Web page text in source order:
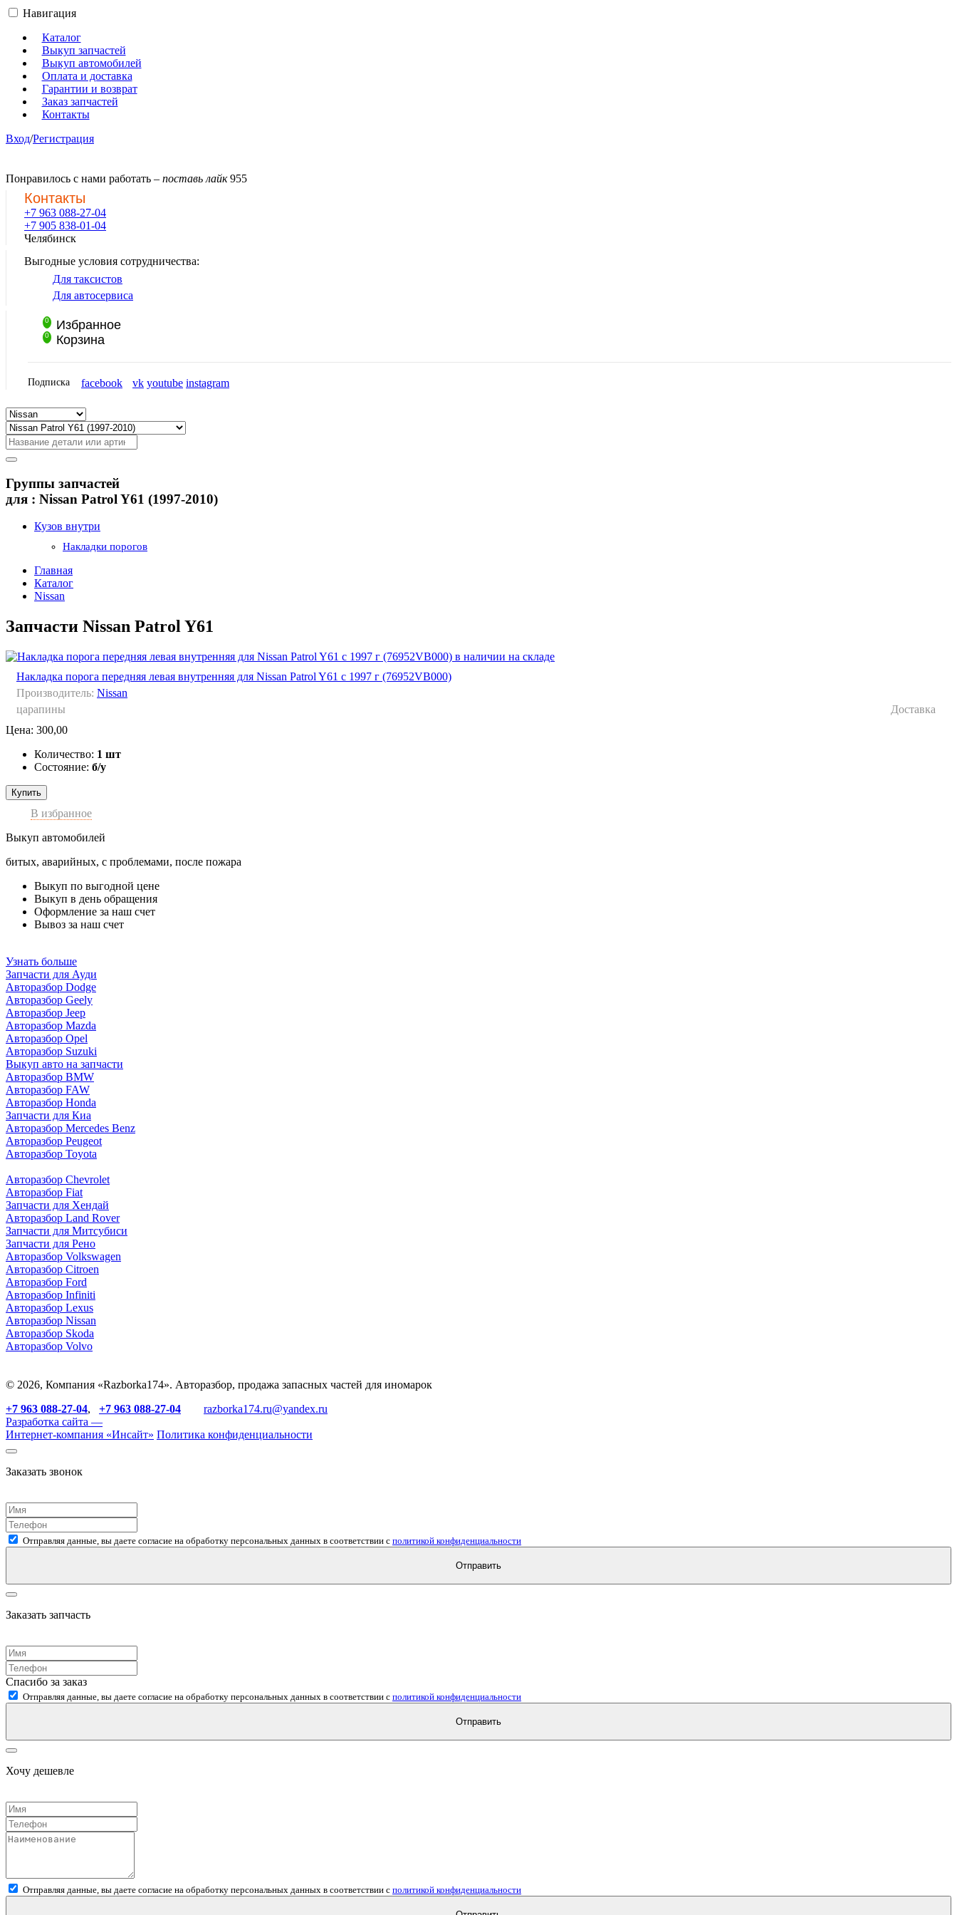
Навигация
Каталог
Выкуп запчастей
Выкуп автомобилей
Оплата и доставка
Гарантии и возврат
Заказ запчастей
Контакты
Вход/Регистрация
Понравилось с нами работать – поставь лайк 955
Контакты
+7 963 088-27-04
+7 905 838-01-04
Челябинск
Выгодные условия сотрудничества:
Для таксистов
Для автосервиса
0 Избранное
0 Корзина
Подписка facebook vk youtube instagram
Группы запчастей
для : Nissan Patrol Y61 (1997-2010)
Кузов внутри
Накладки порогов
Главная
Каталог
Nissan
Запчасти Nissan Patrol Y61
Накладка порога передняя левая внутренняя для Nissan Patrol Y61 с 1997 г (76952VB000)
Производитель: Nissan
царапины
Доставка
Цена: 300,00
Количество: 1 шт
Состояние: б/у
Купить
В избранное
Выкуп автомобилей
битых, аварийных, с проблемами, после пожара
Выкуп по выгодной цене
Выкуп в день обращения
Оформление за наш счет
Вывоз за наш счет
Узнать больше
Запчасти для Ауди
Авторазбор Dodge
Авторазбор Geely
Авторазбор Jeep
Авторазбор Mazda
Авторазбор Opel
Авторазбор Suzuki
Выкуп авто на запчасти
Авторазбор BMW
Авторазбор FAW
Авторазбор Honda
Запчасти для Киа
Авторазбор Mercedes Benz
Авторазбор Peugeot
Авторазбор Toyota
Авторазбор Chevrolet
Авторазбор Fiat
Запчасти для Хендай
Авторазбор Land Rover
Запчасти для Митсубиси
Запчасти для Рено
Авторазбор Volkswagen
Авторазбор Citroen
Авторазбор Ford
Авторазбор Infiniti
Авторазбор Lexus
Авторазбор Nissan
Авторазбор Skoda
Авторазбор Volvo
© 2026, Компания «Razborka174». Авторазбор, продажа запасных частей для иномарок
+7 963 088-27-04, +7 963 088-27-04
razborka174.ru@yandex.ru
Разработка сайта —
Интернет-компания «Инсайт» Политика конфиденциальности
Заказать звонок
Отправляя данные, вы даете согласие на обработку персональных данных в соответствии с политикой конфиденциальности
Отправить
Заказать запчасть
Спасибо за заказ
Отправляя данные, вы даете согласие на обработку персональных данных в соответствии с политикой конфиденциальности
Отправить
Хочу дешевле
Отправляя данные, вы даете согласие на обработку персональных данных в соответствии с политикой конфиденциальности